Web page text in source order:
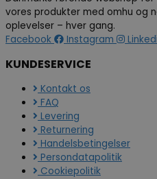
vores produkter med omhu og
oplevelser – hver gang.
Facebook
Instagram
KUNDESERVICE
Kontakt os
FAQ
Levering
Returnering
Handelsbetingelser
Persondatapolitik
Cookiepolitik